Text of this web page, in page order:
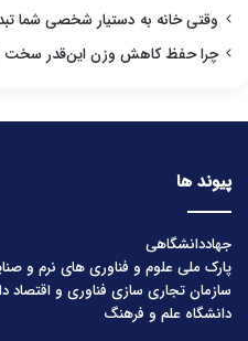
وقتی خانه به دستیار شخصی شما
چرا حفظ کاهش وزن این‌قدر
پیوند ها
جهاددانشگاهی
پارک ملی علوم و فناوری های نرم و
سازمان تجاری سازی فناوری و اقتصاد
دانشگاه علم و فرهنگ